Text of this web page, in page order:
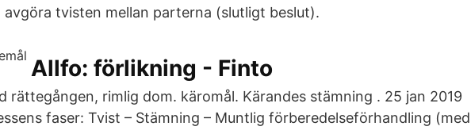
tvisten mellan parterna (slutligt beslut).
Allfo: förlikning - Finto
rättegången, rimlig dom. käromål. Kärandes stämning . 25 jan 2019
faser: Tvist – Stämning – Muntlig förberedelseförhandling (med